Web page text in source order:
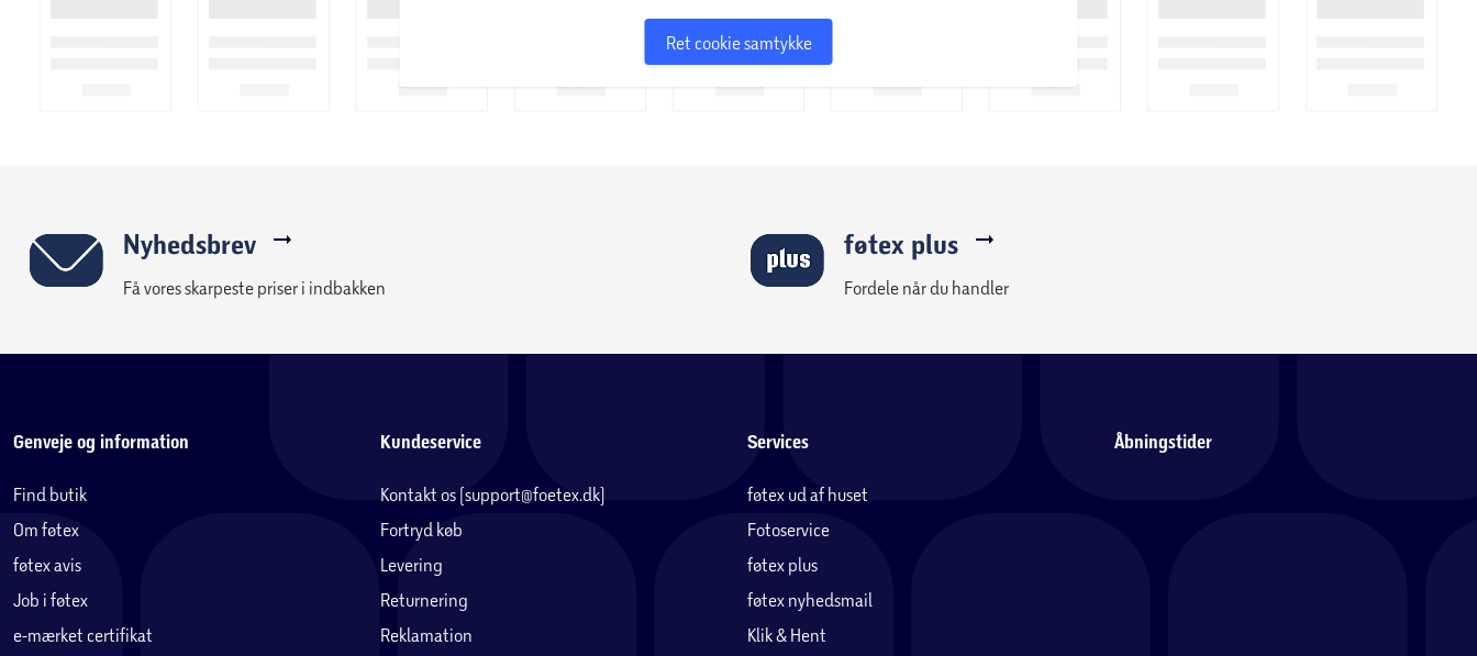
Ret cookie samtykke
Nyhedsbrev
Få vores skarpeste priser i indbakken
føtex plus
Fordele når du handler
Genveje og information
Find butik
Om føtex
føtex avis
Job i føtex
e-mærket certifikat
Kundeservice
Kontakt os (support@foetex.dk)
Fortryd køb
Levering
Returnering
Reklamation
Services
føtex ud af huset
Fotoservice
føtex plus
føtex nyhedsmail
Klik & Hent
Åbningstider